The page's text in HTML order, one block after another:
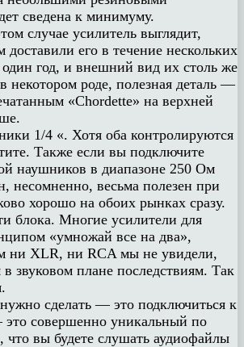
сведена к минимуму.
случае усилитель выглядит,
его в течение нескольких
один год, и внешний вид их столь же
некотором роде, полезная деталь —
«Chordette» на верхней
1/4 «. Хотя оба контролируются
Также если вы подключите
наушников в диапазоне 250 Ом
несомненно, весьма полезен при
хорошо на обоих рынках сразу.
блока. Многие усилители для
«умножай все на два»,
ни XLR, ни RCA мы не увидели,
звуковом плане последствиям. Так
сделать — это подключиться к
это совершенно уникальный по
что вы будете слушать аудиофайлы